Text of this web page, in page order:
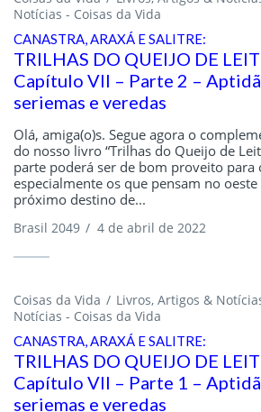
Notícias - Coisas da Vida
CANASTRA, ARAXÁ E SALITRE:
TRILHAS DO QUEIJO DE
Capítulo VII – Parte 2 –
seriemas e veredas
Olá, amiga(o)s. Segue agora o
do nosso livro “Trilhas do Queijo de
parte poderá ser de bom proveito para
especialmente os que pensam no
próximo destino de...
Brasil 2049 / 4 de abril de 2022
Coisas da Vida Livros, Artigos &
Notícias - Coisas da Vida
CANASTRA, ARAXÁ E SALITRE:
TRILHAS DO QUEIJO DE
Capítulo VII – Parte 1 –
seriemas e veredas